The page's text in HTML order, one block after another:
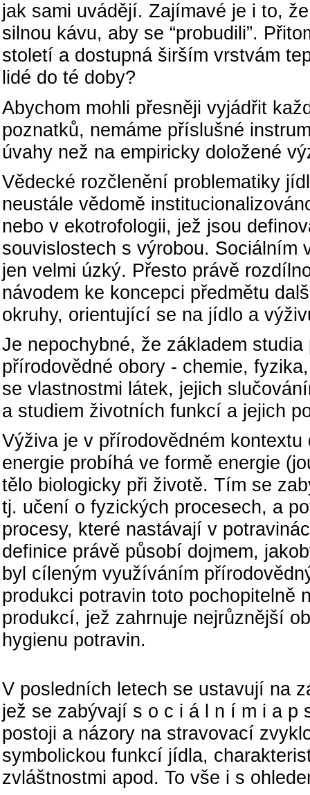
jak sami uvádějí. Zajímavé je i to,
silnou kávu, aby se “probudili”.
století a dostupná širším vrstvám
lidé do té doby?
Abychom mohli přesněji vyjádřit
poznatků, nemáme příslušné
úvahy než na empiricky doložené
Vědecké rozčlenění problematiky
neustále vědomě
nebo v ekotrofologii, jež jsou
souvislostech s výrobou. Sociálním
jen velmi úzký. Přesto právě
návodem ke koncepci předmětu
okruhy, orientující se na jídlo a
Je nepochybné, že základem
přírodovědné obory - chemie,
se vlastnostmi látek, jejich
a studiem životních funkcí a jejich
Výživa je v přírodovědném
energie probíhá ve formě energie
tělo biologicky při životě. Tím se
tj. učení o fyzických procesech, a
procesy, které nastávají v
definice právě působí dojmem,
byl cíleným využíváním
produkci potravin toto pochopitelně
produkcí, jež zahrnuje nejrůznější
hygienu potravin.
V posledních letech se ustavují na
jež se zabývají s o c i á l n í m i a p
postoji a názory na stravovací
symbolickou funkcí jídla,
zvláštnostmi apod. To vše i s